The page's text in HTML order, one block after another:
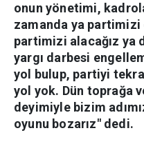
onun yönetimi,
zamanda ya partimizi
partimizi alacağız ya
yargı darbesi
yol bulup, partiyi
yol yok. Dün toprağa
deyimiyle bizim
oyunu bozarız" dedi.